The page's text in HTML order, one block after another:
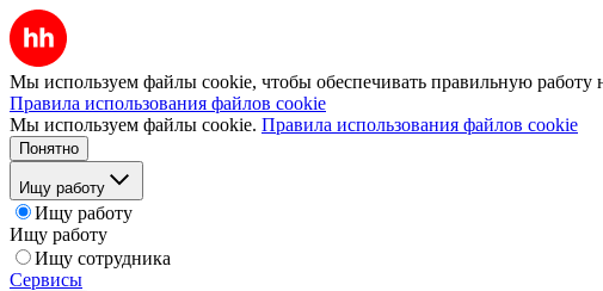
Мы используем файлы cookie, чтобы обеспечивать правильную работу
Правила использования файлов cookie
Мы используем файлы cookie. Правила использования файлов cookie
Понятно
Ищу работу
Ищу работу
Ищу работу
Ищу сотрудника
Сервисы